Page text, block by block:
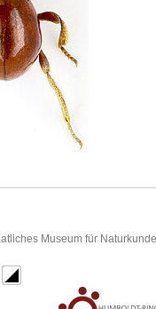
Museum für